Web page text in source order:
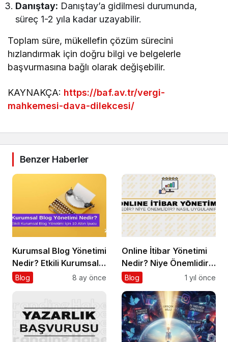
Danıştay: Danıştay’a gidilmesi durumunda,
süreç 1-2 yıla kadar uzayabilir.
Toplam süre, mükellefin çözüm sürecini
hızlandırmak için doğru bilgi ve belgelerle
başvurmasına bağlı olarak değişebilir.
KAYNAKÇA: https://baf.av.tr/vergi-
mahkemesi-dava-dilekcesi/
Benzer Haberler
Kurumsal Blog Yönetimi
Nedir? Etkili Kurumsal
Blog Yönetimi için 10
Blog 8 ay önce
Online İtibar Yönetimi
Nedir? Niye Önemlidir?
Online İtibar Yönetimi
Blog 1 yıl önce